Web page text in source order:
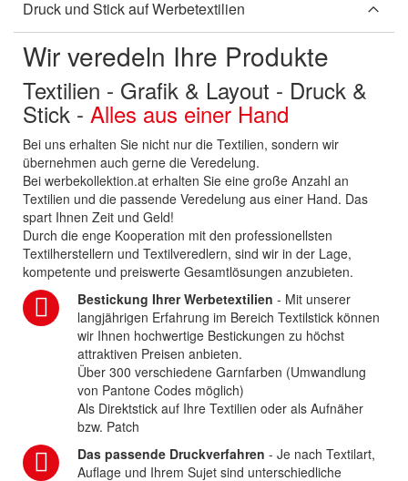
Druck und Stick auf Werbetextilien
Wir veredeln Ihre Produkte
Textilien - Grafik & Layout - Druck &
Stick - Alles aus einer Hand
Bei uns erhalten Sie nicht nur die Textilien, sondern wir
übernehmen auch gerne die Veredelung.
Bei werbekollektion.at erhalten Sie eine große Anzahl an
Textilien und die passende Veredelung aus einer Hand. Das
spart Ihnen Zeit und Geld!
Durch die enge Kooperation mit den professionellsten
Textilherstellern und Textilveredlern, sind wir in der Lage,
kompetente und preiswerte Gesamtlösungen anzubieten.
Bestickung Ihrer Werbetextilien - Mit unserer
langjährigen Erfahrung im Bereich Textilstick können
wir Ihnen hochwertige Bestickungen zu höchst
attraktiven Preisen anbieten.
Über 300 verschiedene Garnfarben (Umwandlung
von Pantone Codes möglich)
Als Direktstick auf Ihre Textilien oder als Aufnäher
bzw. Patch
Das passende Druckverfahren - Je nach Textilart,
Auflage und Ihrem Sujet sind unterschiedliche